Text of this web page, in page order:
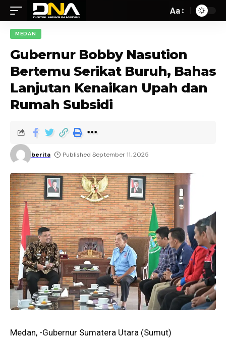
Aa
MEDAN
Gubernur Bobby Nasution
Bertemu Serikat Buruh, Bahas
Lanjutan Kenaikan Upah dan
Rumah Subsidi
berita Published September 11, 2025
Medan, -Gubernur Sumatera Utara (Sumut)